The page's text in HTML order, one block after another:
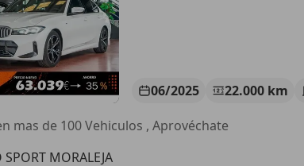
06/2025 22.000 km
mas de 100 Vehiculos , Aprovéchate
SPORT MORALEJA